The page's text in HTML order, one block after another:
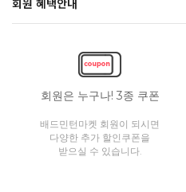
회원 혜택안내
회원은 누구나! 3종 쿠폰
배드민턴마켓 회원이 되시면
다양한 추가 할인쿠폰을
받으실 수 있습니다.